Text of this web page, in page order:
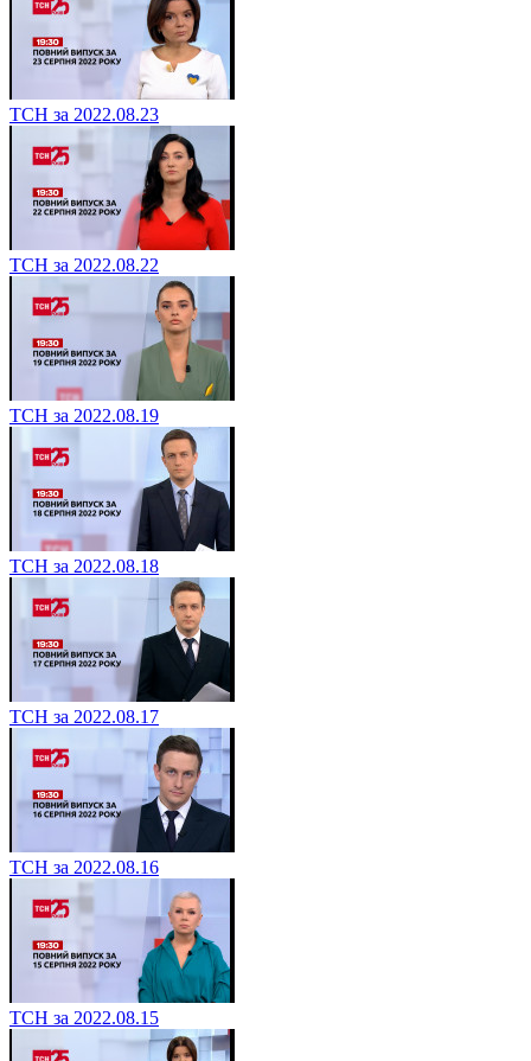
ТСН за 2022.08.23
ТСН за 2022.08.22
ТСН за 2022.08.19
ТСН за 2022.08.18
ТСН за 2022.08.17
ТСН за 2022.08.16
ТСН за 2022.08.15